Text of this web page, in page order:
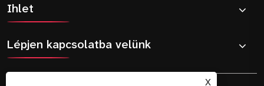
Ihlet
Lépjen kapcsolatba velünk
X